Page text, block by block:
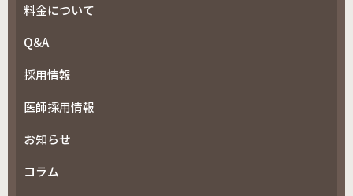
料金について
Q&A
採用情報
医師採用情報
お知らせ
コラム